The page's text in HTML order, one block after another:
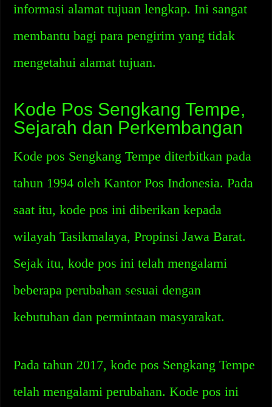
informasi alamat tujuan lengkap. Ini sangat
membantu bagi para pengirim yang tidak
mengetahui alamat tujuan.
Kode Pos Sengkang Tempe,
Sejarah dan Perkembangan
Kode pos Sengkang Tempe diterbitkan pada
tahun 1994 oleh Kantor Pos Indonesia. Pada
saat itu, kode pos ini diberikan kepada
wilayah Tasikmalaya, Propinsi Jawa Barat.
Sejak itu, kode pos ini telah mengalami
beberapa perubahan sesuai dengan
kebutuhan dan permintaan masyarakat.
Pada tahun 2017, kode pos Sengkang Tempe
telah mengalami perubahan. Kode pos ini